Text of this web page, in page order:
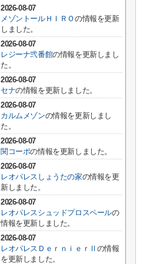
2026-08-07
メゾントールＨＩＲＯの情報を更新
しました。
2026-08-07
レジーナ弐番館の情報を更新しまし
た。
2026-08-07
セナの情報を更新しました。
2026-08-07
カルムメゾンの情報を更新しまし
た。
2026-08-07
関コーポの情報を更新しました。
2026-08-07
レオパレスしょうたの家の情報を更
新しました。
2026-08-07
レオパレスシュッドプロスペールの
情報を更新しました。
2026-08-07
レオパレスＤｅｒｎｉｅｒⅡ の情報
を更新しました。